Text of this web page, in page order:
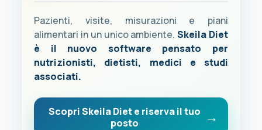
Pazienti, visite, misurazioni e piani
alimentari in un unico ambiente.Skeila Diet
è il nuovo software pensato per
nutrizionisti, dietisti, medici e studi
associati.
Scopri Skeila Diet e riserva il tuo
posto